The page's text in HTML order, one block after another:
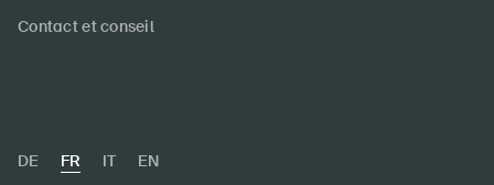
Contact et conseil
DE FR IT EN